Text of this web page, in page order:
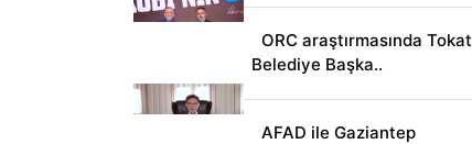
ORC araştırmasında Tokat
Belediye Başka..
AFAD ile Gaziantep